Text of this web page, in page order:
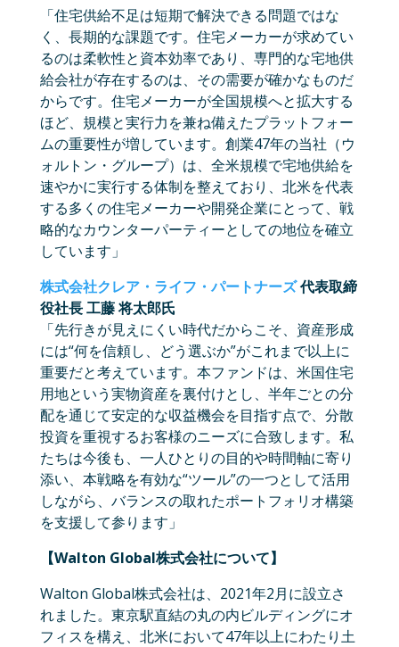
「住宅供給不足は短期で解決できる問題ではな
く、長期的な課題です。住宅メーカーが求めてい
るのは柔軟性と資本効率であり、専門的な宅地供
給会社が存在するのは、その需要が確かなものだ
からです。住宅メーカーが全国規模へと拡大する
ほど、規模と実行力を兼ね備えたプラットフォー
ムの重要性が増しています。創業47年の当社（ウ
ォルトン・グループ）は、全米規模で宅地供給を
速やかに実行する体制を整えており、北米を代表
する多くの住宅メーカーや開発企業にとって、戦
略的なカウンターパーティーとしての地位を確立
しています」
株式会社クレア・ライフ・パートナーズ代表取締
役社長 工藤 将太郎氏
「先行きが見えにくい時代だからこそ、資産形成
には“何を信頼し、どう選ぶか”がこれまで以上に
重要だと考えています。本ファンドは、米国住宅
用地という実物資産を裏付けとし、半年ごとの分
配を通じて安定的な収益機会を目指す点で、分散
投資を重視するお客様のニーズに合致します。私
たちは今後も、一人ひとりの目的や時間軸に寄り
添い、本戦略を有効な“ツール”の一つとして活用
しながら、バランスの取れたポートフォリオ構築
を支援して参ります」
【Walton Global株式会社について】
Walton Global株式会社は、2021年2月に設立さ
れました。東京駅直結の丸の内ビルディングにオ
フィスを構え、北米において47年以上にわたり土